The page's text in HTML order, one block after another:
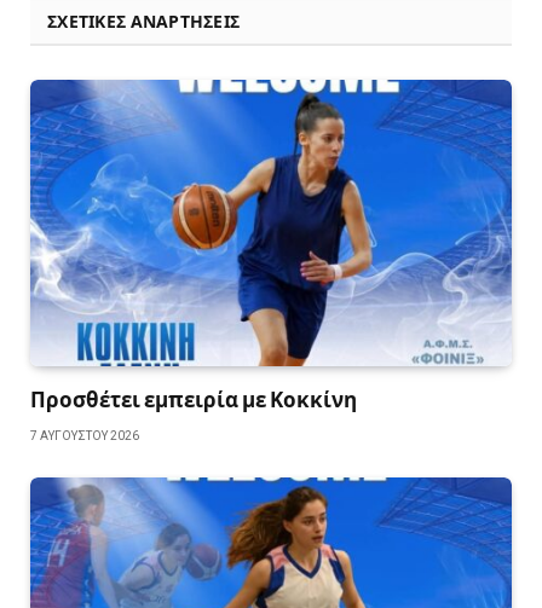
ΣΧΕΤΙΚΈΣ ΑΝΑΡΤΉΣΕΙΣ
Προσθέτει εμπειρία με Κοκκίνη
7 ΑΥΓΟΎΣΤΟΥ 2026